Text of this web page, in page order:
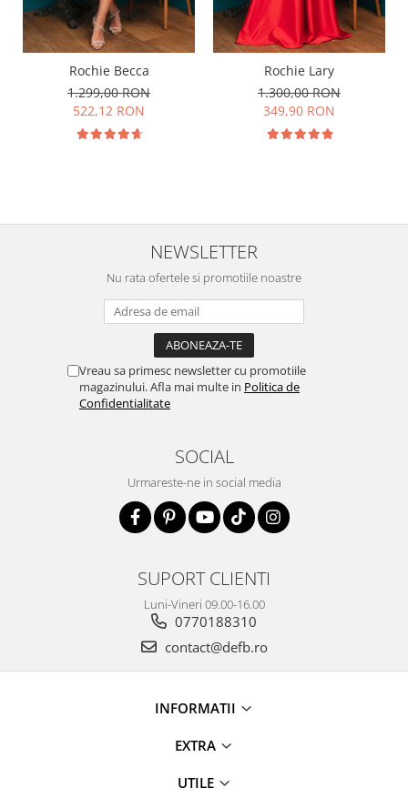
Rochie Becca
1.299,00 RON
522,12 RON
Rochie Lary
1.300,00 RON
349,90 RON
NEWSLETTER
Nu rata ofertele si promotiile noastre
Vreau sa primesc newsletter cu promotiile
magazinului. Afla mai multe in Politica de
Confidentialitate
SOCIAL
Urmareste-ne in social media
SUPORT CLIENTI
Luni-Vineri 09.00-16.00
0770188310
contact@defb.ro
INFORMATII
EXTRA
UTILE